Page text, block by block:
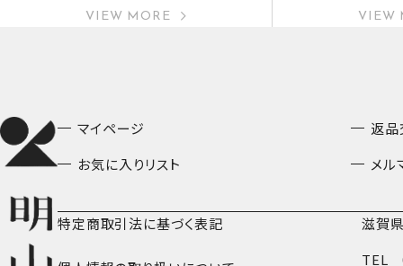
VIEW MORE VIEW
マイページ
返
お気に入りリスト
メル
特定商取引法に基づく表記
滋賀
TEL